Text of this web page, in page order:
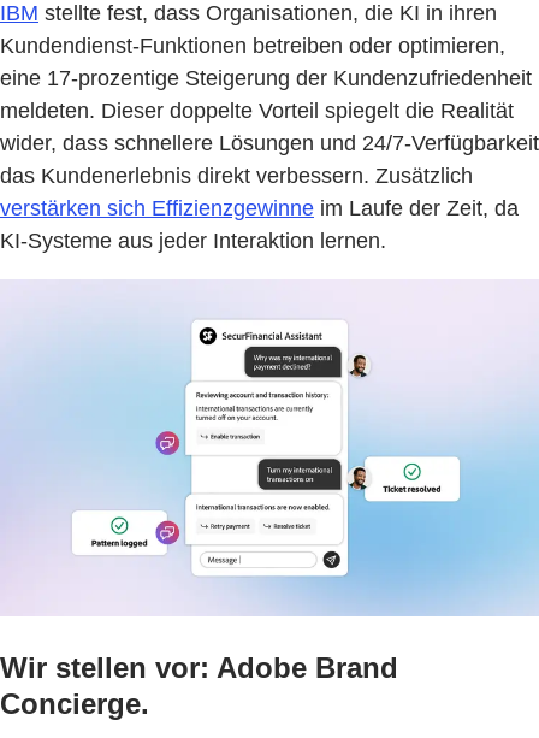
IBM stellte fest, dass Organisationen, die KI in ihren
Kundendienst-Funktionen betreiben oder optimieren,
eine 17-prozentige Steigerung der Kundenzufriedenheit
meldeten. Dieser doppelte Vorteil spiegelt die Realität
wider, dass schnellere Lösungen und 24/7-Verfügbarkeit
das Kundenerlebnis direkt verbessern. Zusätzlich
verstärken sich Effizienzgewinne im Laufe der Zeit, da
KI-Systeme aus jeder Interaktion lernen.
Wir stellen vor: Adobe Brand
Concierge.